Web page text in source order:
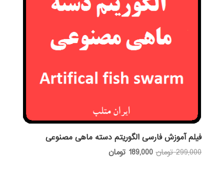
فیلم آموزش فارسی الگوریتم دسته ماهی مصنوعی
299,000 تومان قیمت
189,000 تومانقیمت